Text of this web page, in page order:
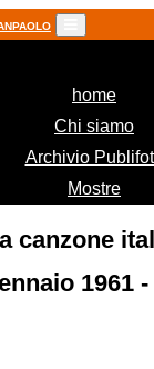
home
Chi siamo
Archivio
Mostre
canzone
1961